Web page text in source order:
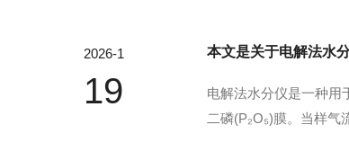
2026-1
19
本文是关于电解法水
电解法水分仪是一种用
二磷(P₂O₅)膜。当样